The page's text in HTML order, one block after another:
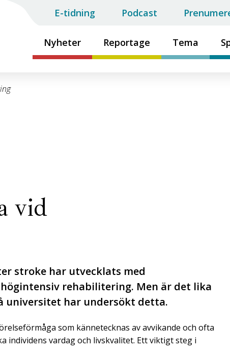
Nyheter Reportage Tema
E-tidning Podcast
vid
stroke har utvecklats med
rehabilitering. Men är det lika
universitet har undersökt detta.
som kännetecknas av avvikande och ofta
individens vardag och livskvalitet. Ett viktigt steg i